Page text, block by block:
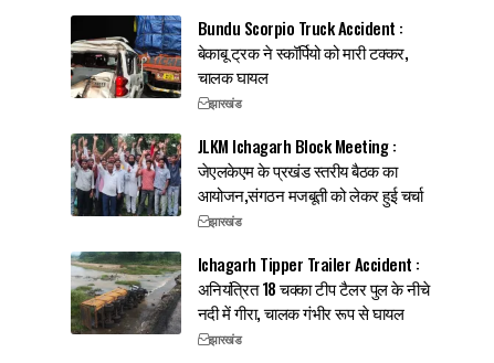
Bundu Scorpio Truck Accident :
बेकाबू ट्रक ने स्कॉर्पियो को मारी टक्कर,
चालक घायल
झारखंड
JLKM Ichagarh Block Meeting :
जेएलकेएम के प्रखंड स्तरीय बैठक का
आयोजन,संगठन मजबूती को लेकर हुई चर्चा
झारखंड
Ichagarh Tipper Trailer Accident :
अनियंत्रित 18 चक्का टीप टैलर पुल के नीचे
नदी में गीरा, चालक गंभीर रूप से घायल
झारखंड